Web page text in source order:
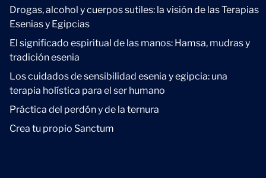
Drogas, alcohol y cuerpos sutiles: la visión de las Terapias
Esenias y Egipcias
El significado espiritual de las manos: Hamsa, mudras y
tradición esenia
Los cuidados de sensibilidad esenia y egipcia: una
terapia holística para el ser humano
Práctica del perdón y de la ternura
Crea tu propio Sanctum